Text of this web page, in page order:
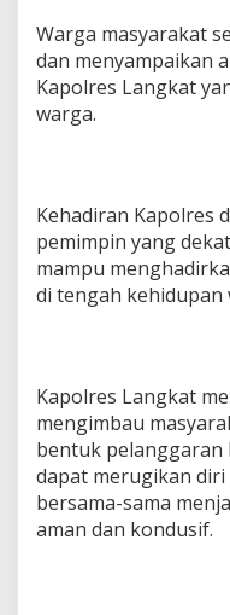
Warga masyarakat
dan menyampaikan
Kapolres Langkat
warga.
Kehadiran Kapolres
pemimpin yang
mampu
di tengah kehidupan
Kapolres Langkat
mengimbau
bentuk pelanggaran
dapat merugikan
bersama-sama
aman dan kondusif.